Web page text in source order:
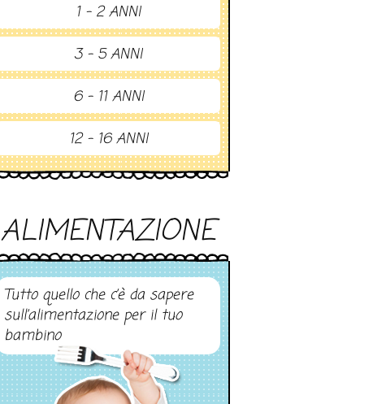
1 - 2 ANNI
3 - 5 ANNI
6 - 11 ANNI
12 - 16 ANNI
ALIMENTAZIONE
Tutto quello che c’è da sapere
sull’alimentazione per il tuo
bambino